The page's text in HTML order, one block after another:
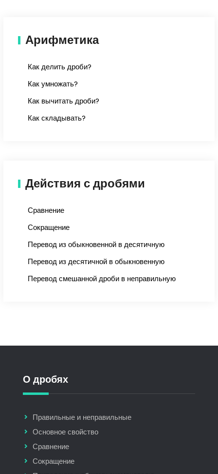
Арифметика
Как делить дроби?
Как умножать?
Как вычитать дроби?
Как складывать?
Действия с дробями
Сравнение
Сокращение
Перевод из обыкновенной в десятичную
Перевод из десятичной в обыкновенную
Перевод смешанной дроби в неправильную
О дробях
Правильные и неправильные
Основное свойство
Сравнение
Сокращение